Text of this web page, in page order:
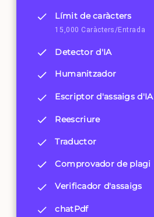
Límit de caràcters
15,000 Caràcters/Entrada
Detector d'IA
Humanitzador
Escriptor d'assaigs d'IA
Reescriure
Traductor
Comprovador de plagi
Verificador d'assaigs
chatPdf